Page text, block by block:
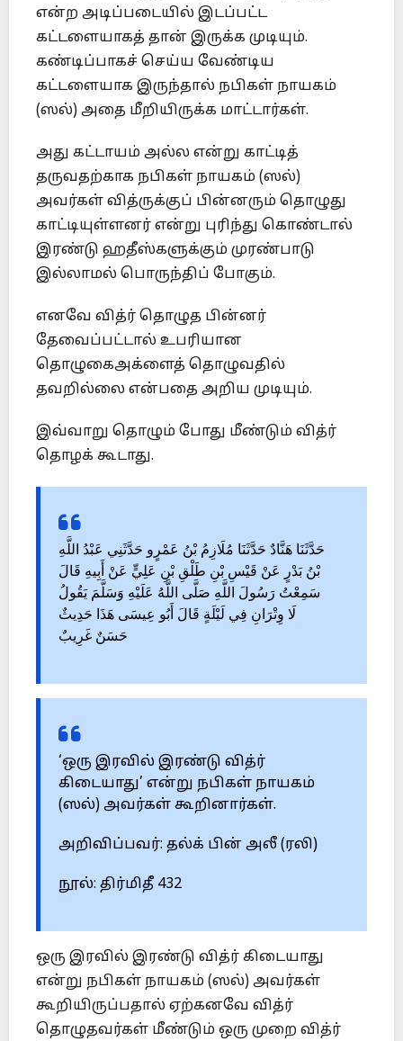
என்ற அடிப்படையில் இடப்பட்ட
கட்டளையாகத் தான் இருக்க முடியும்.
கண்டிப்பாகச் செய்ய வேண்டிய
கட்டளையாக இருந்தால் நபிகள் நாயகம்
(ஸல்) அதை மீறியிருக்க மாட்டார்கள்.
அது கட்டாயம் அல்ல என்று காட்டித்
தருவதற்காக நபிகள் நாயகம் (ஸல்)
அவர்கள் வித்ருக்குப் பின்னரும் தொழுது
காட்டியுள்ளனர் என்று புரிந்து கொண்டால்
இரண்டு ஹதீஸ்களுக்கும் முரண்பாடு
இல்லாமல் பொருந்திப் போகும்.
எனவே வித்ர் தொழுத பின்னர்
தேவைப்பட்டால் உபரியான
தொழுகைஅக்ளைத் தொழுவதில்
தவறில்லை என்பதை அறிய முடியும்.
இவ்வாறு தொழும் போது மீண்டும் வித்ர்
தொழக் கூடாது.
حَدَّثَنَا هَنَّادٌ حَدَّثَنَا مُلَازِمُ بْنُ عَمْرٍو حَدَّثَنِي عَبْدُ اللَّهِ
بْنُ بَدْرٍ عَنْ قَيْسِ بْنِ طَلْقِ بْنِ عَلِيٍّ عَنْ أَبِيهِ قَالَ
سَمِعْتُ رَسُولَ اللَّهِ صَلَّى اللَّهُ عَلَيْهِ وَسَلَّمَ يَقُولُ
لَا وِتْرَانِ فِي لَيْلَةٍ قَالَ أَبُو عِيسَى هَذَا حَدِيثٌ
حَسَنٌ غَرِيبٌ
‘ஒரு இரவில் இரண்டு வித்ர்
கிடையாது’ என்று நபிகள் நாயகம்
(ஸல்) அவர்கள் கூறினார்கள்.
அறிவிப்பவர்: தல்க் பின் அலீ (ரலி)
நூல்: திர்மிதீ 432
ஒரு இரவில் இரண்டு வித்ர் கிடையாது
என்று நபிகள் நாயகம் (ஸல்) அவர்கள்
கூறியிருப்பதால் ஏற்கனவே வித்ர்
தொழுதவர்கள் மீண்டும் ஒரு முறை வித்ர்